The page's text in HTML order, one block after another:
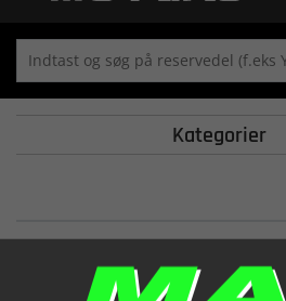
Kategorier
CAM SHAFT (X,FB)
(12711-30A00)